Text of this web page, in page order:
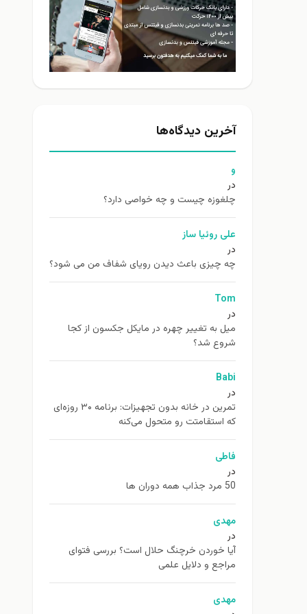
آخرین دیدگاه‌ها
و
در
چلغوزه چیست و چه خواصی دارد؟
علی روئیا ساز
در
چه چیزی باعث دیدن رویای شفاف من می شود؟
Tom
در
ميل به تغيير چهره در مایکل جکسون از كجا
شروع شد؟
Babi
در
تمرین در خانه بدون تجهیزات: برنامه ۳۰ روزه‌ای
که استقامتت رو متحول می‌کنه
فاطی
در
50 مرد جذاب همه دوران ها
مهدی
در
آیا خوردن خرچنگ حلال است؟ بررسی فتوای
مراجع و دلایل علمی
مهدی